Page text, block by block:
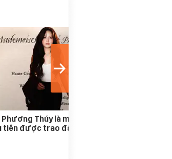
Phương Thúy là mỹ nhân Việt
tiên được trao đặc quyền này